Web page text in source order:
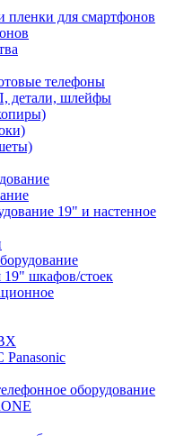
пленки для смартфонов
телефоны
детали, шлейфы
19" и настенное
19" шкафов/стоек
оборудование